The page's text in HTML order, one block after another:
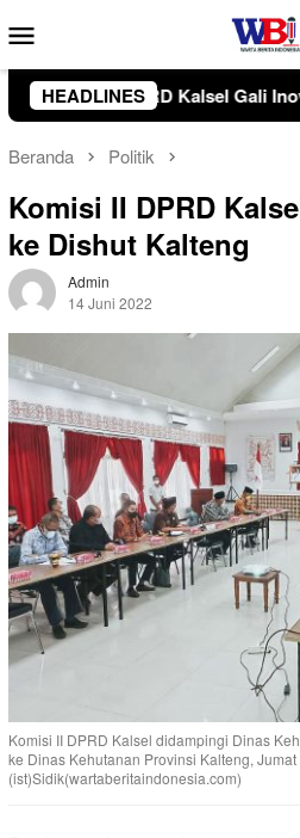
ke
Mobile
HEADLINES
Kesra di Jakarta
Beranda Politik
Komisi II DPRD
ke Dishut Kalteng
Admin
14 Juni 2022
Komisi II DPRD Kalsel didampingi Dinas
ke Dinas Kehutanan Provinsi Kalteng, Jumat
(ist)Sidik(wartaberitaindonesia.com)